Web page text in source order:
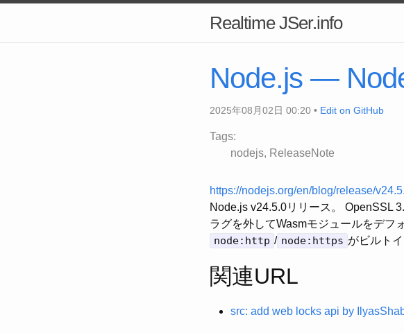
Realtime JSer.info
Node.js —
2025年08月02日 00:20 • Edit on GitHub
Tags:
nodejs
ReleaseNote
https://nodejs.org/en/blog/release/
Node.js v24.5.0リリース。 OpenSSL
ラグを外してWasmモジュールをデフ
node:http / node:https がビルト
関連URL
src: add web locks api by